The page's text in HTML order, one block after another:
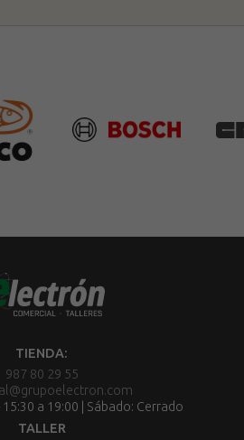
TIENDA:
987 80 29 55
15:30 a 19:00 | Sábado: Cerrado
TALLER